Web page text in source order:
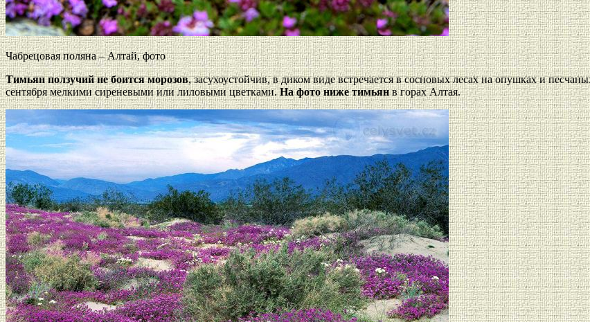
Чабрецовая поляна – Алтай, фото
Тимьян ползучий не боится морозов, засухоустойчив, в диком виде встречается в сосновых лесах на опушках и
сентября мелкими сиреневыми или лиловыми цветками.На фото ниже тимьянв горах Алтая.